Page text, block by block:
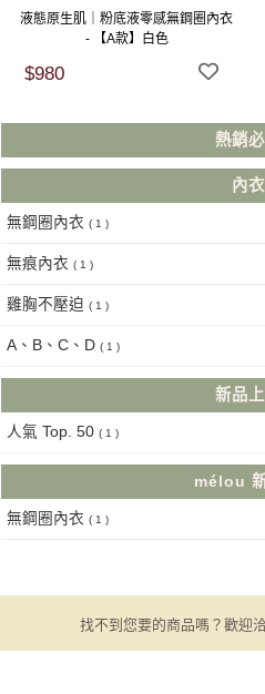
液態原生肌｜粉底液零感無鋼圈內衣
- 【A款】白色
$980
熱銷
內衣
無鋼圈內衣 ( 1 )
無痕內衣 ( 1 )
雞胸不壓迫 ( 1 )
A、B、C、D ( 1 )
新品
人氣 Top. 50 ( 1 )
mélou
無鋼圈內衣 ( 1 )
找不到您要的商品嗎？歡迎